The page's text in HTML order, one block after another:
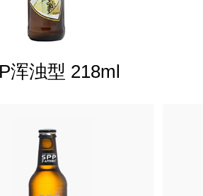
浑浊型 218ml